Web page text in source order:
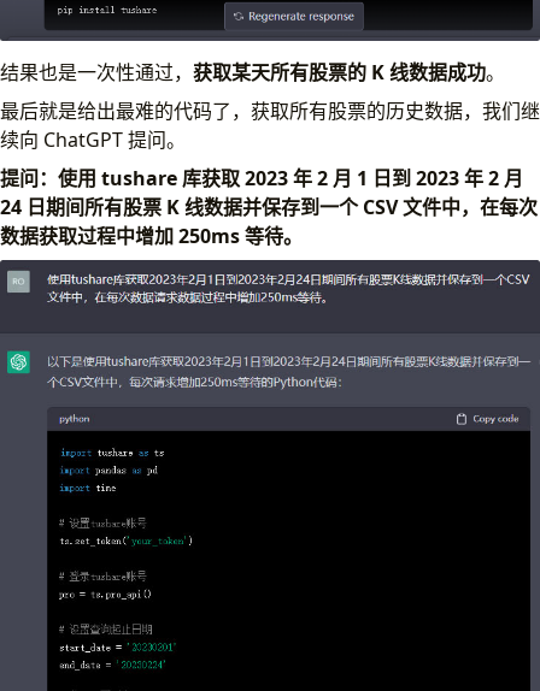
结果也是一次性通过， 获取某天所有股票的 K 线数据成功。
最后就是给出最难的代码了，获取所有股票的历史数据，我们继
续向 ChatGPT 提问。
提问：使用 tushare 库获取 2023 年 2 月 1 日到 2023 年 2 月
24 日期间所有股票 K 线数据并保存到一个 CSV 文件中，在每次
数据获取过程中增加 250ms 等待。